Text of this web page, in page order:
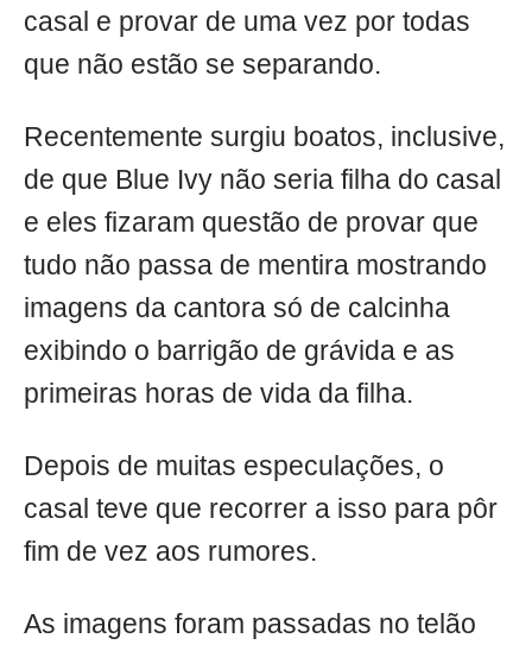
casal e provar de uma vez por todas
que não estão se separando.
Recentemente surgiu boatos, inclusive,
de que Blue Ivy não seria filha do casal
e eles fizaram questão de provar que
tudo não passa de mentira mostrando
imagens da cantora só de calcinha
exibindo o barrigão de grávida e as
primeiras horas de vida da filha.
Depois de muitas especulações, o
casal teve que recorrer a isso para pôr
fim de vez aos rumores.
As imagens foram passadas no telão